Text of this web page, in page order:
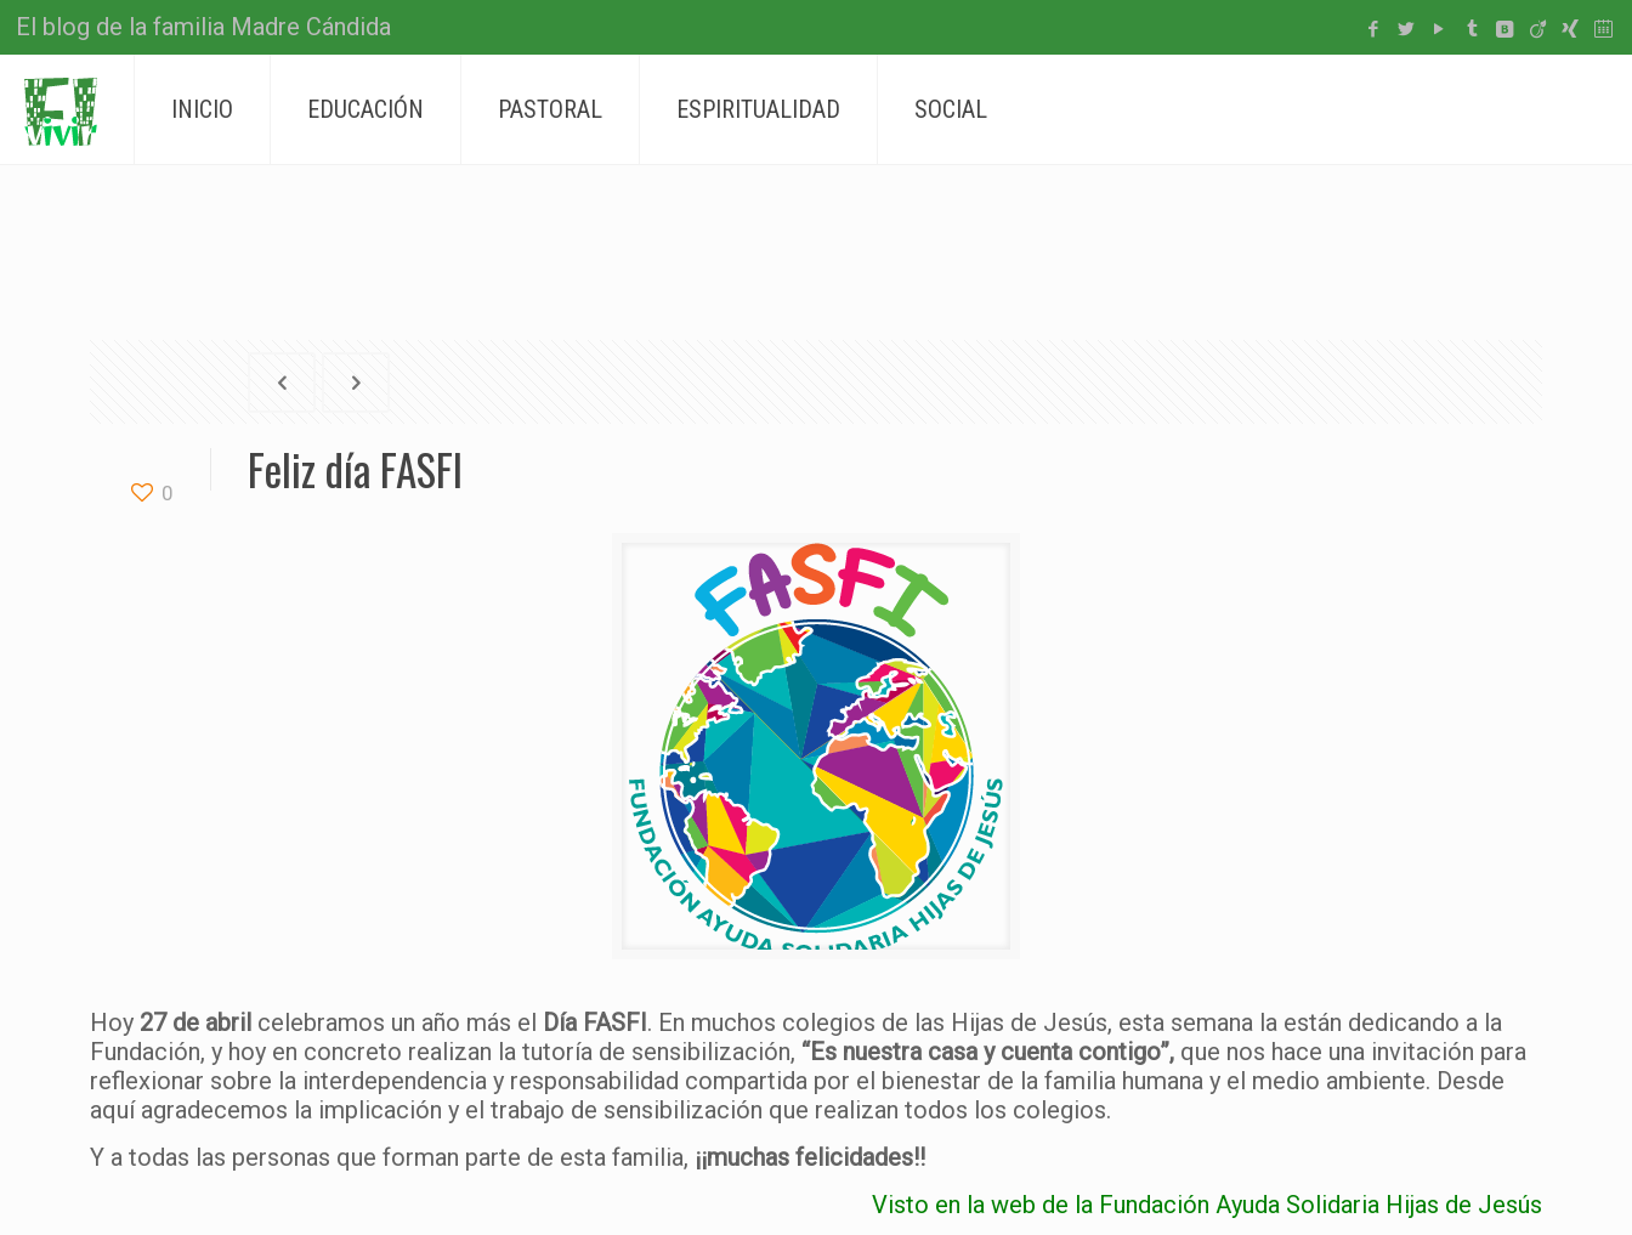
El blog de la familia Madre Cándida
INICIO EDUCACIÓN PASTORAL ESPIRITUALIDAD SOCIAL
0 Feliz día FASFI
Hoy 27 de abril celebramos un año más el Día FASFI. En muchos colegios de las Hijas de Jesús, esta semana la están dedicando a la
Fundación, y hoy en concreto realizan la tutoría de sensibilización, “Es nuestra casa y cuenta contigo”, que nos hace una invitación para
reflexionar sobre la interdependencia y responsabilidad compartida por el bienestar de la familia humana y el medio ambiente. Desde
aquí agradecemos la implicación y el trabajo de sensibilización que realizan todos los colegios.
Y a todas las personas que forman parte de esta familia, ¡¡muchas felicidades!!
Visto en la web de la Fundación Ayuda Solidaria Hijas de Jesús